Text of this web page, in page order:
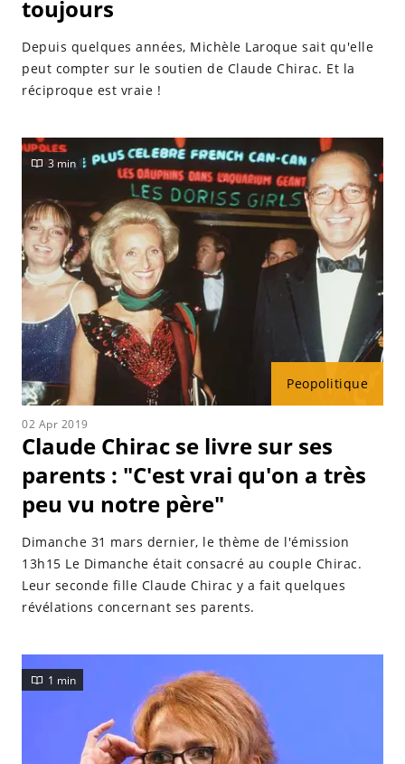
toujours
Depuis quelques années, Michèle Laroque sait qu'elle
peut compter sur le soutien de Claude Chirac. Et la
réciproque est vraie !
Peopolitique
3 min
02 Apr 2019
Claude Chirac se livre sur ses
parents : "C'est vrai qu'on a très
peu vu notre père"
Dimanche 31 mars dernier, le thème de l'émission
13h15 Le Dimanche était consacré au couple Chirac.
Leur seconde fille Claude Chirac y a fait quelques
révélations concernant ses parents.
1 min